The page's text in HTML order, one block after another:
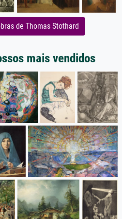
de Thomas Stothard
mais vendidos